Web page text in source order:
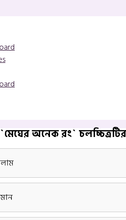
`মেঘের অনেক রং`